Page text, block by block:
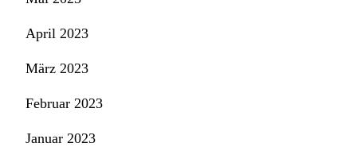
April 2023
März 2023
Februar 2023
Januar 2023